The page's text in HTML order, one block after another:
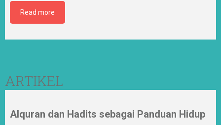
Read more
ARTIKEL
Alquran dan Hadits sebagai Panduan Hidup